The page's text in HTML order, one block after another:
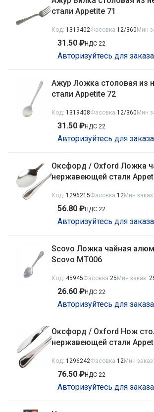
стали Appetite 71
Код: 1319402Фасовка 12/360 Мин
31.50 ₽НДС 22
Авторизуйтесь для заказа
Ажур Ложка столовая из
стали Appetite 72
Код: 1319408Фасовка 12/360 Мин
31.50 ₽НДС 22
Авторизуйтесь для заказа
Оксфорд / Oxford Ложка
нержавеющей стали
Код: 1296215Фасовка 12Мин заказ:
56.80 ₽НДС 22
Авторизуйтесь для заказа
Scovo Ложка чайная
Scovo МТ006
Код: 45945Фасовка 25 Мин заказ:
26.60 ₽НДС 22
Авторизуйтесь для заказа
Оксфорд / Oxford Нож
нержавеющей стали
Код: 1296242Фасовка 12Мин заказ:
76.50 ₽НДС 22
Авторизуйтесь для заказа